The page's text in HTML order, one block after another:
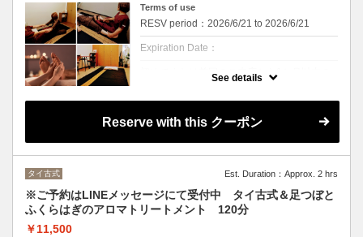
Terms of use
RESV period：2026/6/21 to 2026/6/21
Expiration Date：
初めてまたは前回のご来店から1か月以内の
※ご予約、お問い合わせはLINEメッセージで
疲れたお体をスッキリ リラックス＆リフレ
タイ古式＆足つぼとふくらはぎのアロマオイ
ルトリートメント。
足つぼでお身体の不調を整え、血流アップ、
むくみが気になる脚もスッキリ！
タイ古式でほぐし、ストレッチ、セン(つぼ)
See details
Reserve with this クーポン
タイ古式 Est. Duration：Approx. 2 hrs
※ご予約はLINEメッセージにて受付中 タイ古式＆足つぼと
ふくらはぎのアロマトリートメント 120分
￥11,500